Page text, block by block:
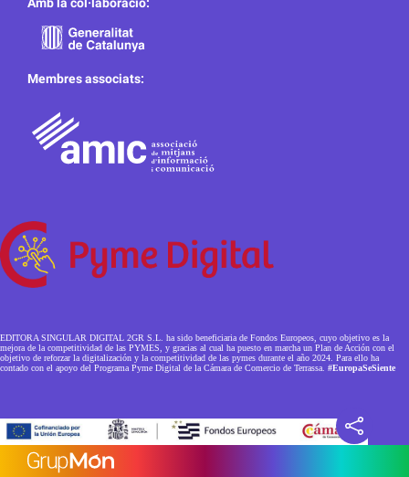
Membres associats:
EDITORA SINGULAR DIGITAL 2GR S.L. ha sido beneficiaria de Fondos Europeos, cuyo objetivo es la
mejora de la competitividad de las PYMES, y gracias al cual ha puesto en marcha un Plan de Acción con el
objetivo de reforzar la digitalización y la competitividad de las pymes durante el año 2024. Para ello ha
contado con el apoyo del Programa Pyme Digital de la Cámara de Comercio de Terrassa. #EuropaSeSiente